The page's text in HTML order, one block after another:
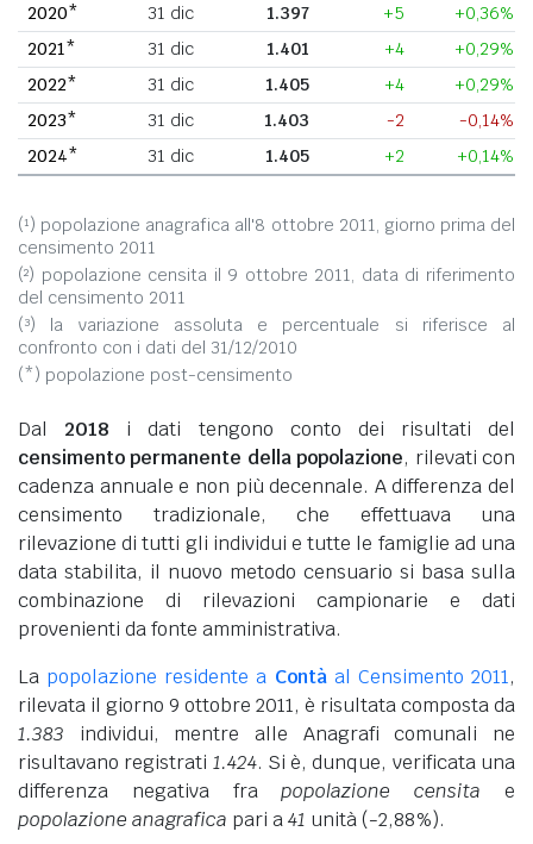
2020*
31 dic 1.397 +5
+0,36%
2021*
31 dic 1.401 +4
+0,29%
2022*
31 dic 1.405 +4
+0,29%
2023*
31 dic 1.403 -2
-0,14%
2024*
31 dic 1.405 +2 +0,14%
(¹) popolazione anagrafica all'8 ottobre 2011, giorno prima del
censimento 2011
(²) popolazione censita il 9 ottobre 2011, data di riferimento
del censimento 2011
(³) la variazione assoluta e percentuale si riferisce al
confronto con i dati del 31/12/2010
(*) popolazione post-censimento
Dal 2018 i dati tengono conto dei risultati del
censimento permanente della popolazione, rilevati con
cadenza annuale e non più decennale. A differenza del
censimento tradizionale, che effettuava una
rilevazione di tutti gli individui e tutte le famiglie ad una
data stabilita, il nuovo metodo censuario si basa sulla
combinazione di rilevazioni campionarie e dati
provenienti da fonte amministrativa.
La popolazione residente a Contàal Censimento 2011,
rilevata il giorno 9 ottobre 2011, è risultata composta da
1.383 individui, mentre alle Anagrafi comunali ne
risultavano registrati 1.424. Si è, dunque, verificata una
differenza negativa frapopolazione censita e
popolazione anagrafica pari a41 unità (-2,88%).